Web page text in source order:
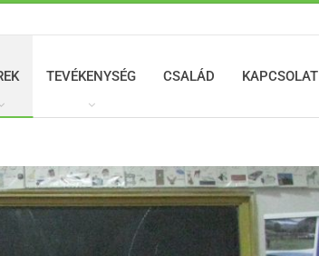
TEVÉKENYSÉG CSALÁD KAPCSOLAT